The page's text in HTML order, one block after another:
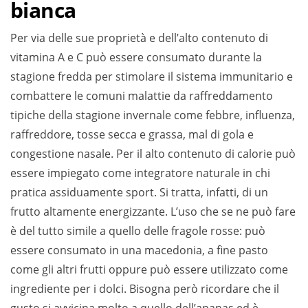
bianca
Per via delle sue proprietà e dell’alto contenuto di
vitamina A e C può essere consumato durante la
stagione fredda per stimolare il sistema immunitario e
combattere le comuni malattie da raffreddamento
tipiche della stagione invernale come febbre, influenza,
raffreddore, tosse secca e grassa, mal di gola e
congestione nasale. Per il alto contenuto di calorie può
essere impiegato come integratore naturale in chi
pratica assiduamente sport. Si tratta, infatti, di un
frutto altamente energizzante. L’uso che se ne può fare
è del tutto simile a quello delle fragole rosse: può
essere consumato in una macedonia, a fine pasto
come gli altri frutti oppure può essere utilizzato come
ingrediente per i dolci. Bisogna però ricordare che il